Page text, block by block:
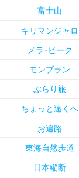
富士山
キリマンジャロ
メラ･ピーク
モンブラン
ぶらり旅
ちょっと遠くへ
お遍路
東海自然歩道
日本縦断